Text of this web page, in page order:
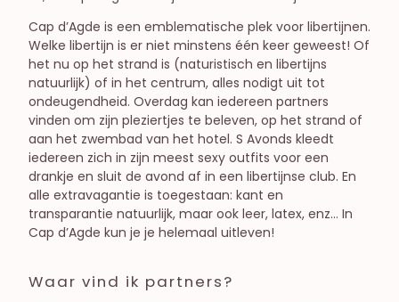
Cap d’Agde is een emblematische plek voor libertijnen.
Welke libertijn is er niet minstens één keer geweest! Of
het nu op het strand is (naturistisch en libertijns
natuurlijk) of in het centrum, alles nodigt uit tot
ondeugendheid. Overdag kan iedereen partners
vinden om zijn pleziertjes te beleven, op het strand of
aan het zwembad van het hotel. S Avonds kleedt
iedereen zich in zijn meest sexy outfits voor een
drankje en sluit de avond af in een libertijnse club. En
alle extravagantie is toegestaan: kant en
transparantie natuurlijk, maar ook leer, latex, enz… In
Cap d’Agde kun je je helemaal uitleven!
Waar vind ik partners?